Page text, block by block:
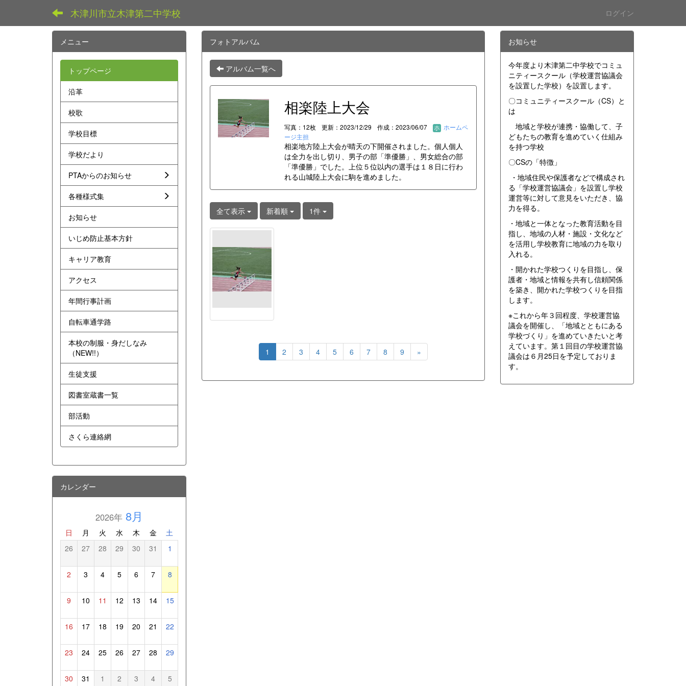
木津川市立木津第二中学校 ログイン
フォトアルバム
アルバム一覧へ
相楽陸上大会
写真：12枚 更新：2023/12/29 作成：2023/06/07
ホームペ
ージ主担
相楽地方陸上大会が晴天の下開催されました。個人個人
は全力を出し切り、男子の部「準優勝」、男女総合の部
「準優勝」でした。上位５位以内の選手は１８日に行わ
れる山城陸上大会に駒を進めました。
全て表示 新着順 1件
1 2 3 4 5 6 7 8 9 »
メニュー
トップページ
沿革
校歌
学校目標
学校だより
PTAからのお知らせ
各種様式集
お知らせ
いじめ防止基本方針
キャリア教育
アクセス
年間行事計画
自転車通学路
本校の制服・身だしなみ
（NEW!!）
生徒支援
図書室蔵書一覧
部活動
さくら連絡網
カレンダー
2026年8月
日 月 火 水 木 金 土
26 27 28 29 30 31 1
2 3 4 5 6 7 8
9 10 11 12 13 14 15
16 17 18 19 20 21 22
23 24 25 26 27 28 29
30 31 1 2 3 4 5
お知らせ
今年度より木津第二中学校でコミュ
ニティースクール（学校運営協議会
を設置した学校）を設置します。
〇コミュニティースクール（CS）と
は
地域と学校が連携・協働して、子
どもたちの教育を進めていく仕組み
を持つ学校
〇CSの「特徴」
・地域住民や保護者などで構成され
る「学校運営協議会」を設置し学校
運営等に対して意見をいただき、協
力を得る。
・地域と一体となった教育活動を目
指し、地域の人材・施設・文化など
を活用し学校教育に地域の力を取り
入れる。
・開かれた学校つくりを目指し、保
護者・地域と情報を共有し信頼関係
を築き、開かれた学校つくりを目指
します。
※これから年３回程度、学校運営協
議会を開催し、「地域とともにある
学校づくり」を進めていきたいと考
えています。第１回目の学校運営協
議会は６月25日を予定しておりま
す。